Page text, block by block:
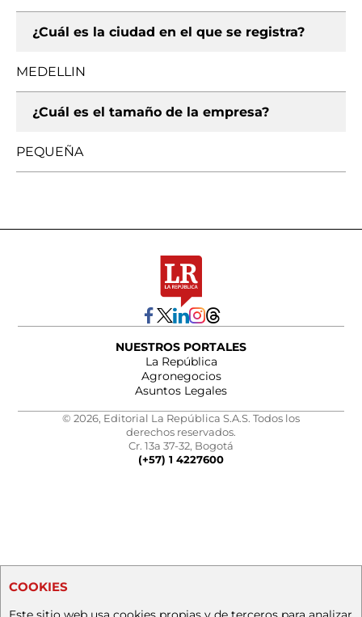
¿Cuál es la ciudad en el que se registra?
MEDELLIN
¿Cuál es el tamaño de la empresa?
PEQUEÑA
NUESTROS PORTALES
La República
Agronegocios
Asuntos Legales
© 2026, Editorial La República S.A.S. Todos los
derechos reservados.
Cr. 13a 37-32, Bogotá
(+57) 1 4227600
COOKIES